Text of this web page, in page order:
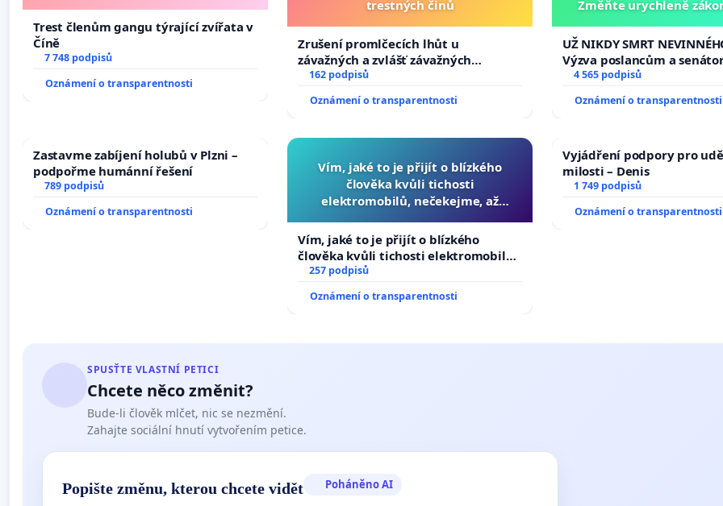
Trest členům gangu týrající zvířata v
Číně
7 748 podpisů
Oznámení o transparentnosti
trestných činů
Zrušení promlčecích lhůt u
závažných a zvlášť závažných
trestných činů
162 podpisů
Oznámení o transparentnosti
Změňte urychleně
opakovat!
UŽ NIKDY SMRT
Výzva poslancům a
Změňte urychleně zákon,
tragédie malé Viktorky už
opakovat!
4 565 podpisů
Oznámení o transparentnosti
Zastavme zabíjení holubů v Plzni –
podpořme humánní řešení
789 podpisů
Oznámení o transparentnosti
Vím, jaké to je přijít o blízkého
člověka kvůli tichosti
elektromobilů, nečekejme, až
auta!
Vím, jaké to je přijít o blízkého
člověka kvůli tichosti elektromobilů,
nečekejme, až přibydou další,
zaveďme slyšitelná auta!
257 podpisů
Oznámení o transparentnosti
Vyjádření podpory pro
milosti – Denis
1 749 podpisů
Oznámení o transparentnosti
SPUSŤTE VLASTNÍ PETICI
Chcete něco změnit?
Bude-li člověk mlčet, nic se nezmění.
Zahajte sociální hnutí vytvořením petice.
Popište změnu, kterou chcete vidět Poháněno AI